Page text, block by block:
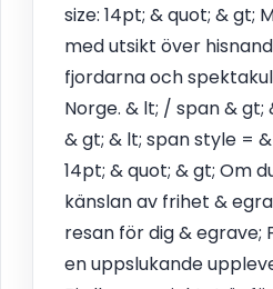
size: 14pt; & quot; & gt;
med utsikt över
fjordarna och
Norge. & lt; / span &
& gt; & lt; span style =
14pt; & quot; & gt; Om
känslan av frihet &
resan för dig & egrave;
en uppslukande